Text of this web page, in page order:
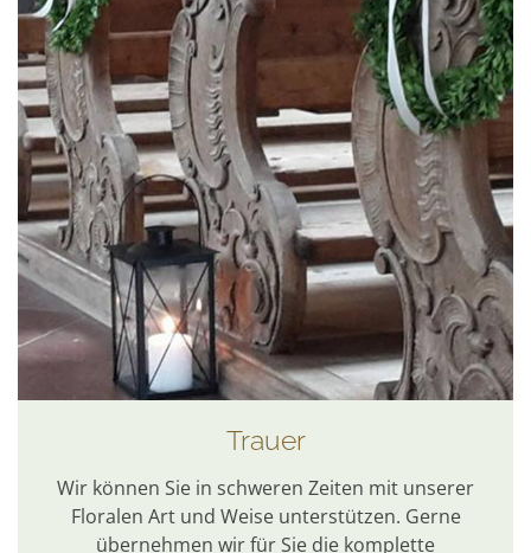
Trauer
Wir können Sie in schweren Zeiten mit unserer
Floralen Art und Weise unterstützen. Gerne
übernehmen wir für Sie die komplette